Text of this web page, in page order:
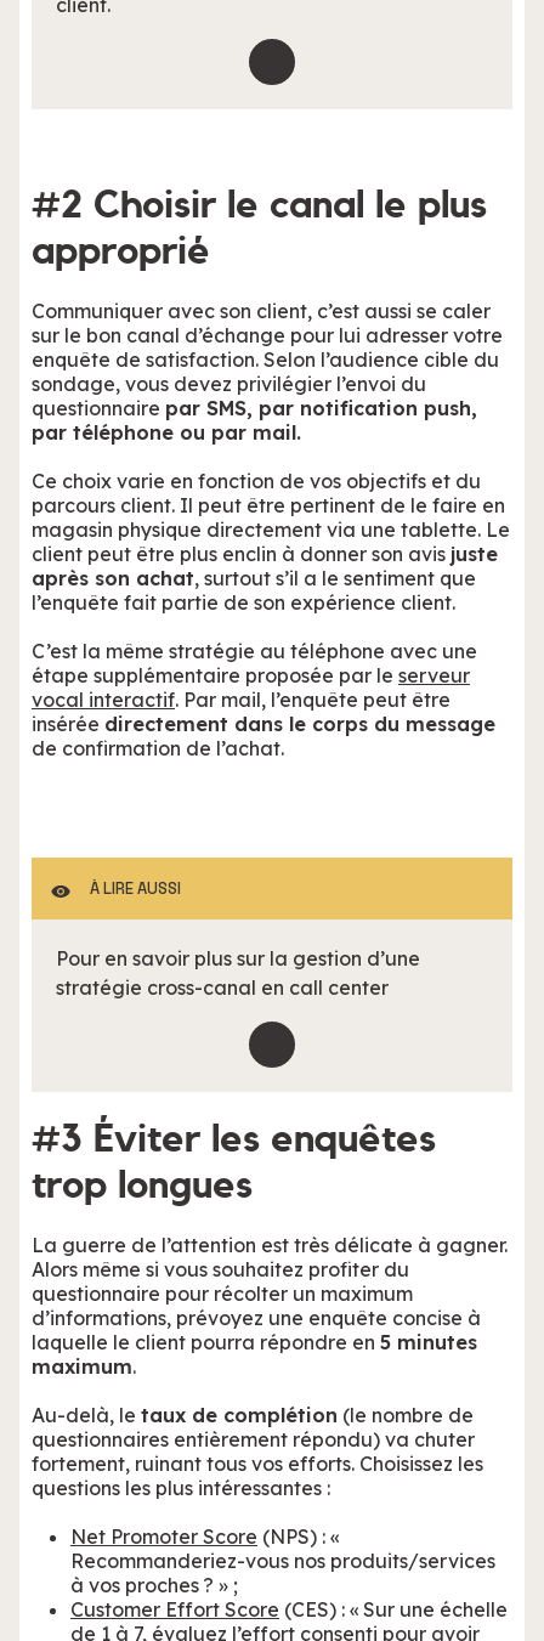
client.
#2 Choisir le canal le plus
approprié
Communiquer avec son client, c’est aussi se caler
sur le bon canal d’échange pour lui adresser votre
enquête de satisfaction. Selon l’audience cible du
sondage, vous devez privilégier l’envoi du
questionnaire par SMS, par notification push,
par téléphone ou par mail.
Ce choix varie en fonction de vos objectifs et du
parcours client. Il peut être pertinent de le faire en
magasin physique directement via une tablette. Le
client peut être plus enclin à donner son avis juste
après son achat, surtout s’il a le sentiment que
l’enquête fait partie de son expérience client.
C’est la même stratégie au téléphone avec une
étape supplémentaire proposée par le serveur
vocal interactif. Par mail, l’enquête peut être
insérée directement dans le corps du message
de confirmation de l’achat.
À LIRE AUSSI
Pour en savoir plus sur la gestion d’une
stratégie cross-canal en call center
#3 Éviter les enquêtes
trop longues
La guerre de l’attention est très délicate à gagner.
Alors même si vous souhaitez profiter du
questionnaire pour récolter un maximum
d’informations, prévoyez une enquête concise à
laquelle le client pourra répondre en 5 minutes
maximum.
Au-delà, le taux de complétion (le nombre de
questionnaires entièrement répondu) va chuter
fortement, ruinant tous vos efforts. Choisissez les
questions les plus intéressantes :
Net Promoter Score (NPS) : «
Recommanderiez-vous nos produits/services
à vos proches ? » ;
Customer Effort Score (CES) : « Sur une échelle
de 1 à 7, évaluez l’effort consenti pour avoir